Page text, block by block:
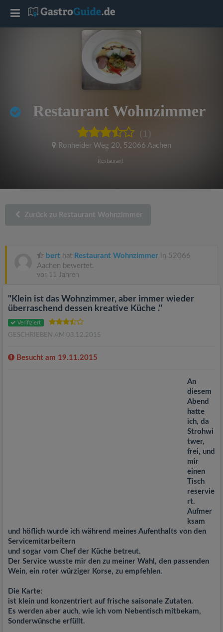
Restaurant Wohnzimmer
(1)
Ronheider Weg 20, 52066 Aachen
Restaurant
Zurück zu Restaurant Wohnzimmer
bert hat Restaurant Wohnzimmer in 52066
Aachen bewertet.
vor 11 Jahren
"Klein ist das Wohnzimmer, aber immer wieder
überraschend dessen kreative Küche ."
Verifiziert
GESCHRIEBEN AM 03.12.2015
Besucht am 19.11.2015
An
diesem
Abend
hatte
ich, da
Strohwi
twer,
frei, und
mir
einen
Tisch
reservie
rt.
Aufmer
ksam
und höflich wurde ich während meines Aufenthalts von den
Servicemitarbeitern
und sogar vom Chef der Küche betreut.
Der Service wusste mir den zu meiner Wahl, den passenden
Wein, ein roter würziger Korse, zu empfehlen.
Die Karte:
ist klein und konzentriert auf frische saisonale Zutaten.
Es werden aber auch, wie ich vom Nebentisch mitbekam,
Sonderwünsche erfüllt.
T
a
i